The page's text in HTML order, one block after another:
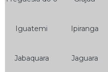
Serviço de Auto Socorro para Motos
Bateria para Motos
Iguatemi Ipiranga
Jabaquara Jaguara